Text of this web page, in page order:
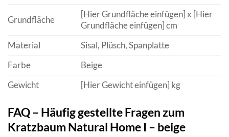
Grundfläche
[Hier Grundfläche einfügen] x [Hier
Grundfläche einfügen] cm
Material
Sisal, Plüsch, Spanplatte
Farbe
Beige
Gewicht
[Hier Gewicht einfügen] kg
FAQ – Häufig gestellte Fragen zum
Kratzbaum Natural Home I – beige